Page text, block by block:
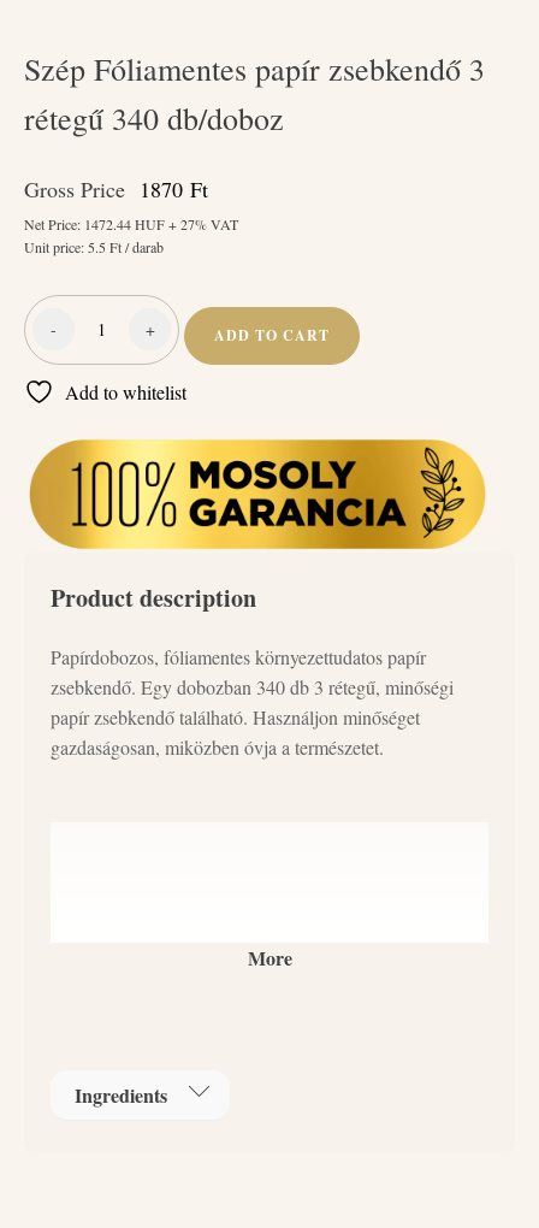
Szép Fóliamentes papír zsebkendő 3
rétegű 340 db/doboz
Gross Price 1870 Ft
Net Price: 1472.44HUF + 27% VAT
Unit price: 5.5Ft / darab
-
Szép
papír
rétegű
340
db/doboz
quantity
+ ADD TO CART
Add to whitelist
Product description
Papírdobozos, fóliamentes környezettudatos papír
zsebkendő. Egy dobozban 340 db 3 rétegű, minőségi
papír zsebkendő található. Használjon minőséget
gazdaságosan, miközben óvja a természetet.
More
Ingredients